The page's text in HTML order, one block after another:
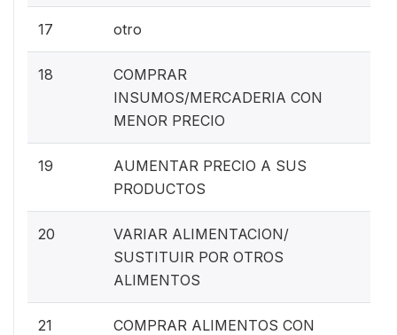
17 otro
18
COMPRAR
INSUMOS/MERCADERIA CON
MENOR PRECIO
19
AUMENTAR PRECIO A SUS
PRODUCTOS
20
VARIAR ALIMENTACION/
SUSTITUIR POR OTROS
ALIMENTOS
21
COMPRAR ALIMENTOS CON